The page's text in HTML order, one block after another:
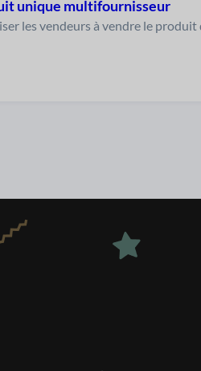
unique multifournisseur
les vendeurs à vendre le